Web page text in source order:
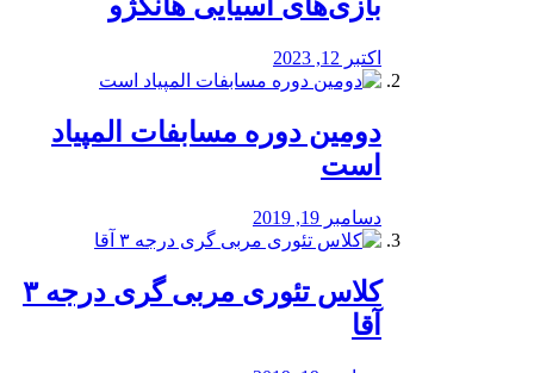
بازی‌های آسیایی هانگژو
اکتبر 12, 2023
دومین دوره مسابفات المپیاد
است
دسامبر 19, 2019
کلاس تئوری مربی گری درجه ۳
آقا